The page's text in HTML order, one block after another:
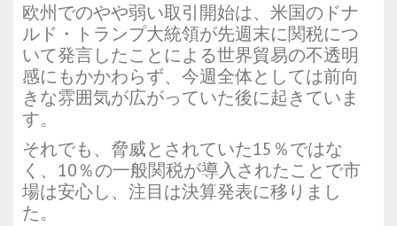
欧州でのやや弱い取引開始は、米国のドナ
ルド・トランプ大統領が先週末に関税につ
いて発言したことによる世界貿易の不透明
感にもかかわらず、今週全体としては前向
きな雰囲気が広がっていた後に起きていま
す。
それでも、脅威とされていた15％ではな
く、10％の一般関税が導入されたことで市
場は安心し、注目は決算発表に移りまし
た。